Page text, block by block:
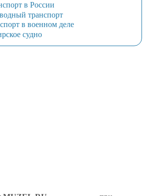
в России
транспорт
в военном деле
судно